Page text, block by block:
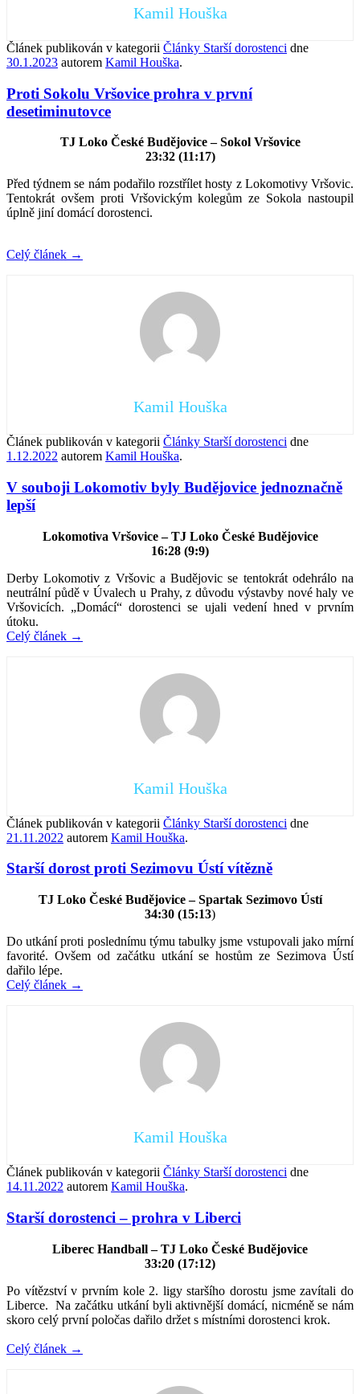
Kamil Houška
Článek publikován v kategorii Články Starší dorostenci dne
30.1.2023 autorem Kamil Houška.
Proti Sokolu Vršovice prohra v první
desetiminutovce
TJ Loko České Budějovice – Sokol Vršovice
23:32 (11:17)
Před týdnem se nám podařilo rozstřílet hosty z Lokomotivy Vršovic.
Tentokrát ovšem proti Vršovickým kolegům ze Sokola nastoupil
úplně jiní domácí dorostenci.
Celý článek →
Kamil Houška
Článek publikován v kategorii Články Starší dorostenci dne
1.12.2022 autorem Kamil Houška.
V souboji Lokomotiv byly Budějovice jednoznačně
lepší
Lokomotiva Vršovice – TJ Loko České Budějovice
16:28 (9:9)
Derby Lokomotiv z Vršovic a Budějovic se tentokrát odehrálo na
neutrální půdě v Úvalech u Prahy, z důvodu výstavby nové haly ve
Vršovicích. „Domácí“ dorostenci se ujali vedení hned v prvním
útoku.
Celý článek →
Kamil Houška
Článek publikován v kategorii Články Starší dorostenci dne
21.11.2022 autorem Kamil Houška.
Starší dorost proti Sezimovu Ústí vítězně
TJ Loko České Budějovice – Spartak Sezimovo Ústí
34:30 (15:13)
Do utkání proti poslednímu týmu tabulky jsme vstupovali jako mírní
favorité. Ovšem od začátku utkání se hostům ze Sezimova Ústí
dařilo lépe.
Celý článek →
Kamil Houška
Článek publikován v kategorii Články Starší dorostenci dne
14.11.2022 autorem Kamil Houška.
Starší dorostenci – prohra v Liberci
Liberec Handball – TJ Loko České Budějovice
33:20 (17:12)
Po vítězství v prvním kole 2. ligy staršího dorostu jsme zavítali do
Liberce. Na začátku utkání byli aktivnější domácí, nicméně se nám
skoro celý první poločas dařilo držet s místními dorostenci krok.
Celý článek →